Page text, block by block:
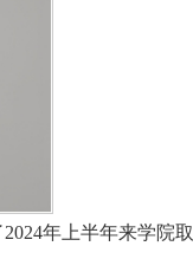
年上半年来学院取